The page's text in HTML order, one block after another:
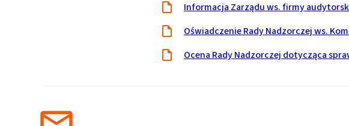
Informacja Zarządu ws. firmy
Oświadczenie Rady Nadzorczej ws.
Ocena Rady Nadzorczej dotycząca